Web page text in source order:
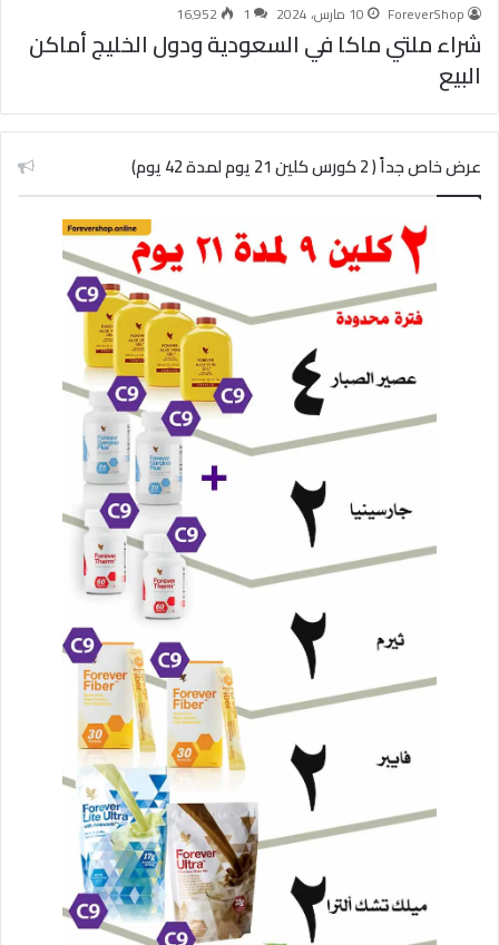
ForeverShop 10 مارس، 2024 1 16٬952
شراء ملتي ماكا في السعودية ودول الخليج أماكن
البيع
عرض خاص جداً ( 2 كورس كلين 21 يوم لمدة 42 يوم)